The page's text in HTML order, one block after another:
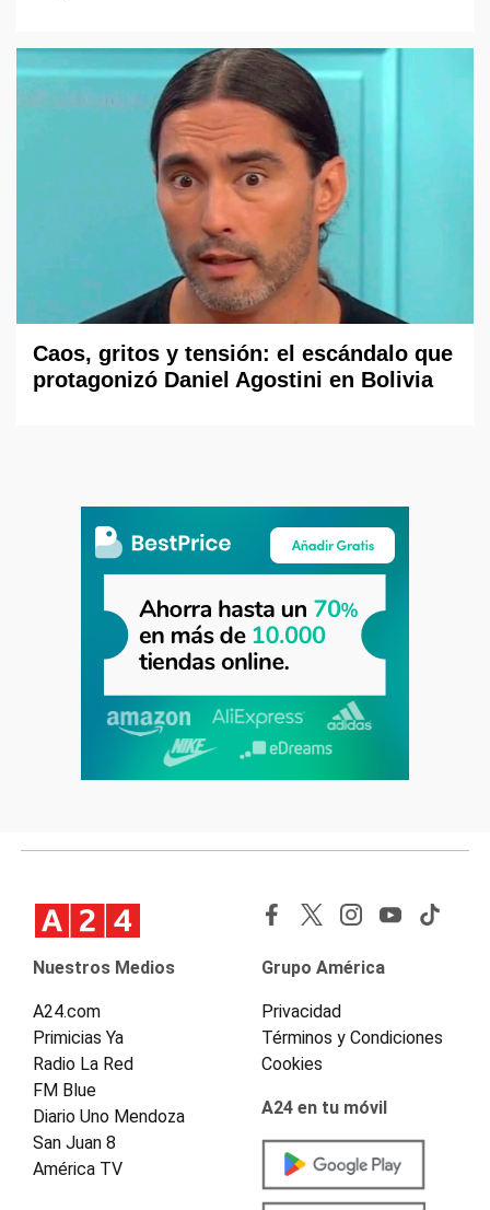
Caos, gritos y tensión: el escándalo que
protagonizó Daniel Agostini en Bolivia
Nuestros Medios
A24.com
Primicias Ya
Radio La Red
FM Blue
Diario Uno Mendoza
San Juan 8
América TV
Grupo América
Privacidad
Términos y Condiciones
Cookies
A24 en tu móvil